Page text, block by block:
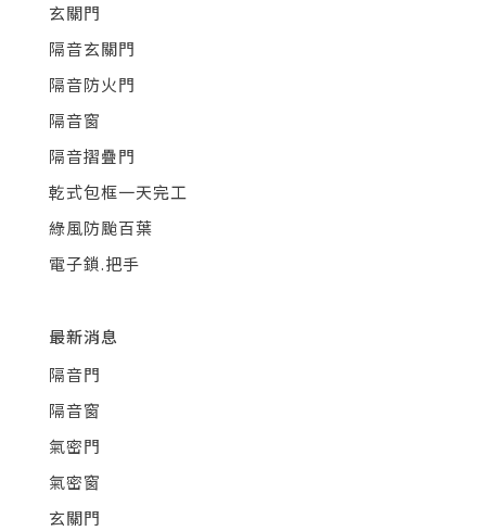
玄關門
隔音玄關門
隔音防火門
隔音窗
隔音摺疊門
乾式包框一天完工
綠風防颱百葉
電子鎖.把手
最新消息
隔音門
隔音窗
氣密門
氣密窗
玄關門